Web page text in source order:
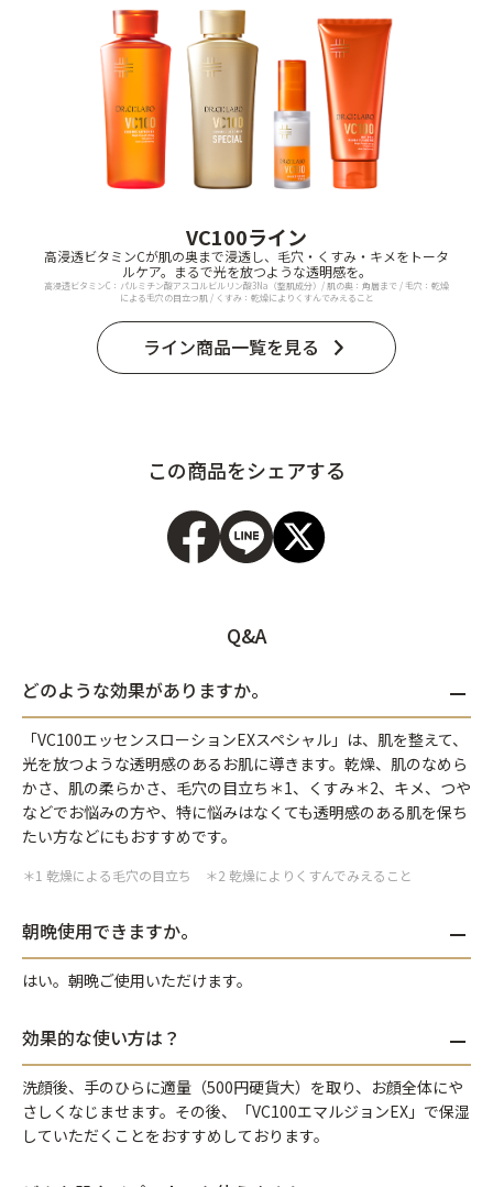
VC100ライン
高浸透ビタミンCが肌の奥まで浸透し、毛穴・くすみ・キメをトータ
ルケア。まるで光を放つような透明感を。
高浸透ビタミンC：パルミチン酸アスコルビルリン酸3Na（整肌成分）/ 肌の奥：角層まで / 毛穴：乾燥
による毛穴の目立つ肌 / くすみ：乾燥によりくすんでみえること
ライン商品一覧を見る
この商品をシェアする
Q&A
どのような効果がありますか。
「VC100エッセンスローションEXスペシャル」は、肌を整えて、
光を放つような透明感のあるお肌に導きます。乾燥、肌のなめら
かさ、肌の柔らかさ、毛穴の目立ち＊1、くすみ＊2、キメ、つや
などでお悩みの方や、特に悩みはなくても透明感のある肌を保ち
たい方などにもおすすめです。
＊1 乾燥による毛穴の目立ち ＊2 乾燥によりくすんでみえること
朝晩使用できますか。
はい。朝晩ご使用いただけます。
効果的な使い方は？
洗顔後、手のひらに適量（500円硬貨大）を取り、お顔全体にや
さしくなじませます。その後、「VC100エマルジョンEX」で保湿
していただくことをおすすめしております。